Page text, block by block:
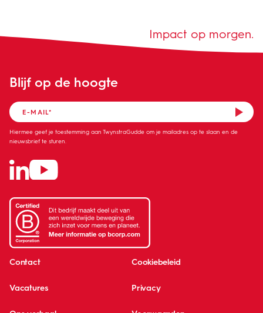
Contact Cookiebeleid
Vacatures Privacy
Blijf op de hoogte
Hiermee geef je toestemming aan TwynstraGudde om je mailadres op te slaan en de
nieuwsbrief te sturen.
Impact op morgen.